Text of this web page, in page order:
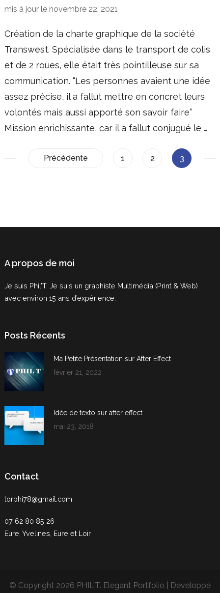
mis à jour le novembre 22, 2021
Création de la charte graphique de la société
Transwest. Spécialisée dans le transport de colis
et de 2 roues, elle était très pointilleuse sur sa
communication. “Les personnes avaient une idée
assez précise, il a fallut mettre en concret leurs
volontés mais aussi apporté son savoir faire”
Mission enrichissante, car il a fallut conjugué le …
Pagination
publications
Précédente Page
1 Page
2 Page
3
A propos de moi
Je suis Phil’T. Je suis un graphiste Multimédia (Print & Web)
avec environ 15 ans d’expérience.
Posts Récents
Ma Petite Présentation sur After Effect
février 21, 2022
Idée de texto sur after effect
mai 23, 2018
Contact
torphi78@gmail.com
07 62 80 85 26
Eure, Yvelines, Eure et Loir
© Copyright 2026 PHIL'T. Elegant Portfolio | Développé